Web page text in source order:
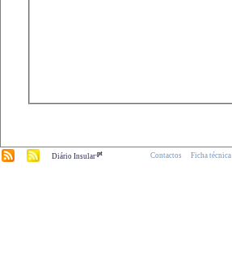
Diário Insular.pt Contactos Ficha técnica